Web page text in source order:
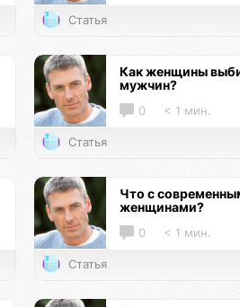
Статья
Как женщины
мужчин?
0 < 1 мин.
Статья
Что с
женщинами?
0 < 1 мин.
Статья